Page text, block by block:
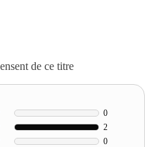
de ce titre
0
2
0